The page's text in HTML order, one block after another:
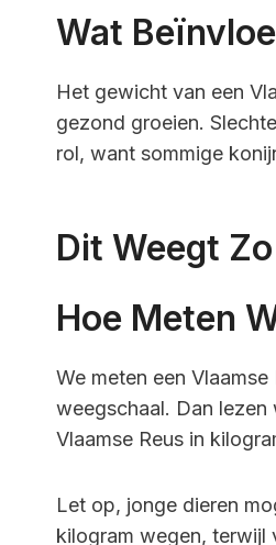
Wat
Het gewicht van een
gezond groeien.
rol, want sommige
Dit Weegt
Hoe Meten
We meten een
weegschaal. Dan
Vlaamse Reus in
Let op, jonge dieren
kilogram wegen, terwijl